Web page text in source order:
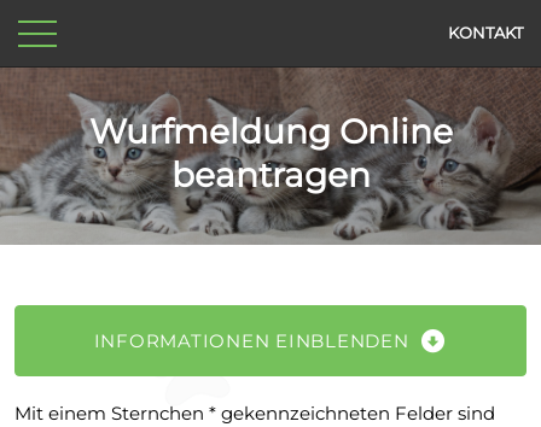
KONTAKT
Wurfmeldung Online
beantragen
INFORMATIONEN EINBLENDEN
Mit einem Sternchen * gekennzeichneten Felder sind